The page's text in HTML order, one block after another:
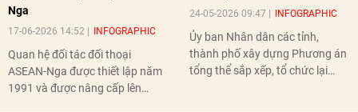
Nga
17-06-2026 14:52 INFOGRAPHIC
Quan hệ đối tác đối thoại
ASEAN-Nga được thiết lập năm
1991 và được nâng cấp lên
24-05-2026 09:47 INFOGRAPHIC
Ủy ban Nhân dân các tỉnh,
thành phố xây dựng Phương án
tổng thể sắp xếp, tổ chức lại